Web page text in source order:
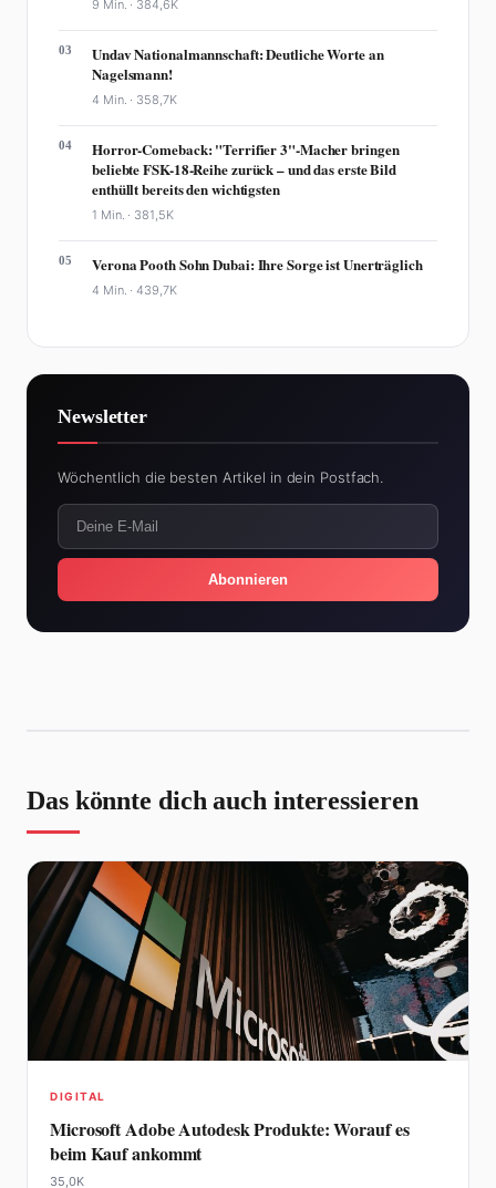
9 Min. · 384,6K
03
Undav Nationalmannschaft: Deutliche Worte an
Nagelsmann!
4 Min. · 358,7K
04
Horror-Comeback: "Terrifier 3"-Macher bringen
beliebte FSK-18-Reihe zurück – und das erste Bild
enthüllt bereits den wichtigsten
1 Min. · 381,5K
05 Verona Pooth Sohn Dubai: Ihre Sorge ist Unerträglich
4 Min. ·439,7K
Newsletter
Wöchentlich die besten Artikel in dein Postfach.
Abonnieren
Das könnte dich auch interessieren
DIGITAL
Microsoft Adobe Autodesk Produkte: Worauf es
beim Kauf ankommt
35,0K